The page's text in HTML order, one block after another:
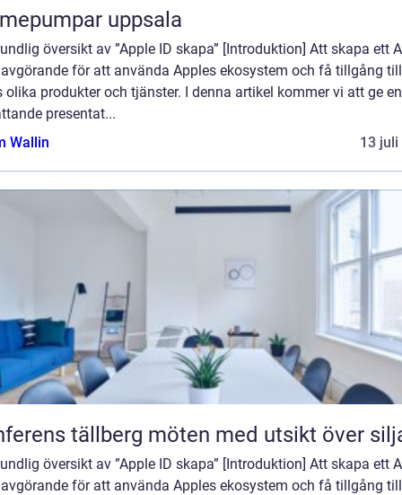
uppsala
översikt av ”Apple ID skapa” [Introduktion] Att skapa ett
för att använda Apples ekosystem och få tillgång till
olika produkter och tjänster. I denna artikel kommer vi att ge en
presentat...
Wallin
13 juli
Konferens tällberg möten med utsikt över
översikt av ”Apple ID skapa” [Introduktion] Att skapa ett
för att använda Apples ekosystem och få tillgång till